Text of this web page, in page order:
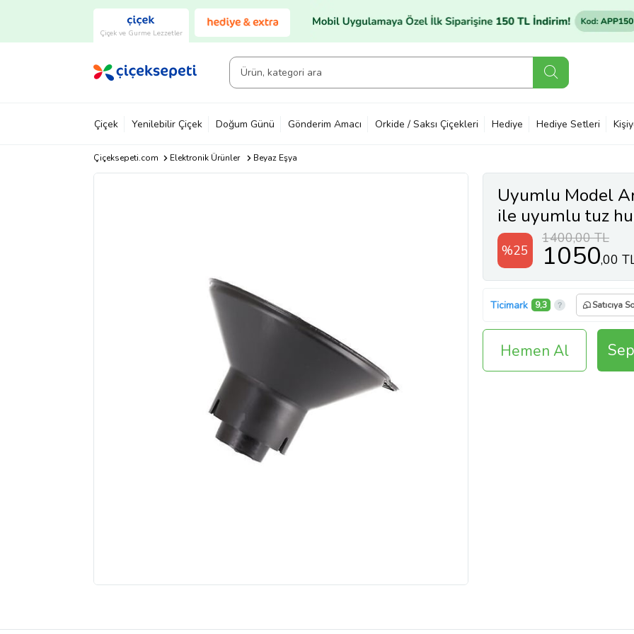
Çiçek ve Gurme Lezzetler
Çiçek Yenilebilir Çiçek Doğum Günü Gönderim Amacı Orkide / Saksı Çiçekleri Hediye Hediye Setleri
Çiçeksepeti.com Elektronik Ürünler Beyaz Eşya
Uyumlu Model
ile uyumlu tuz
%25
1400,00 TL
1050,00
Ticimark 9,3 Satıcıya
Hemen Al